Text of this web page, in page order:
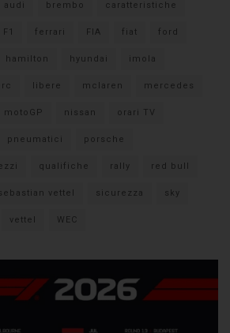
audi brembo caratteristiche
F1 ferrari FIA fiat ford
hamilton hyundai imola
libere mclaren mercedes
motoGP nissan orari TV
pneumatici porsche
qualifiche rally red bull
vettel sicurezza sky
vettel WEC